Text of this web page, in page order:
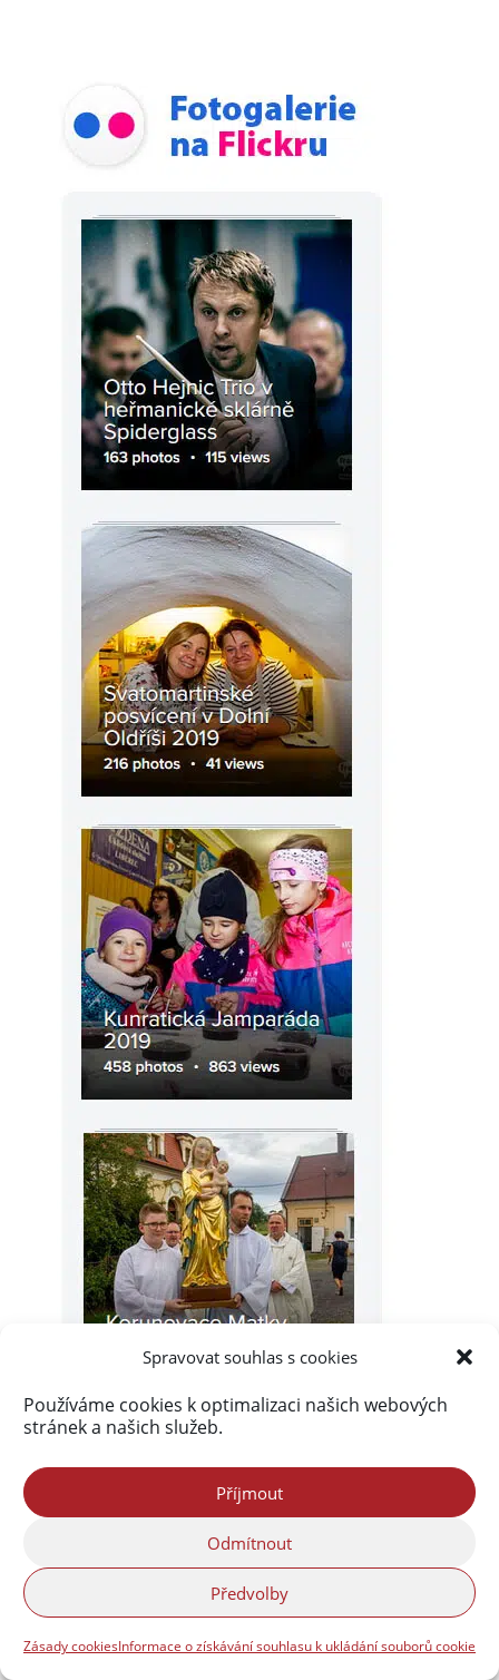
Spravovat souhlas s cookies
Používáme cookies k optimalizaci našich webových
stránek a našich služeb.
Příjmout
Odmítnout
Předvolby
Zásady cookiesInformace o získávání souhlasu k ukládání souborů cookie
zablokoval
290 134 spamů